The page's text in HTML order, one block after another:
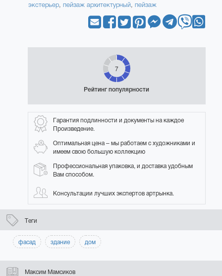
экстерьер,пейзаж архитектурный,пейзаж
7
Рейтинг популярности
Гарантия подлинности и документы на каждое
Произведение.
Оптимальная цена – мы работаем с художниками и
имеем свою большую коллекцию
Профессиональная упаковка, и доставка удобным
Вам способом.
Консультации лучших экспертов артрынка.
Теги
фасад здание дом
Максим Мамсиков